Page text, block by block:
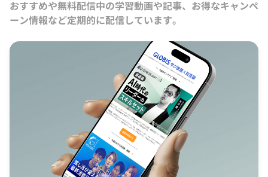
おすすめや無料配信中の学習動画や記事、お得なキャンペ
ーン情報など定期的に配信しています。